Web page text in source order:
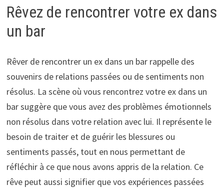
Rêvez de rencontrer votre ex dans
un bar
Rêver de rencontrer un ex dans un bar rappelle des
souvenirs de relations passées ou de sentiments non
résolus. La scène où vous rencontrez votre ex dans un
bar suggère que vous avez des problèmes émotionnels
non résolus dans votre relation avec lui. Il représente le
besoin de traiter et de guérir les blessures ou
sentiments passés, tout en nous permettant de
réfléchir à ce que nous avons appris de la relation. Ce
rêve peut aussi signifier que vos expériences passées